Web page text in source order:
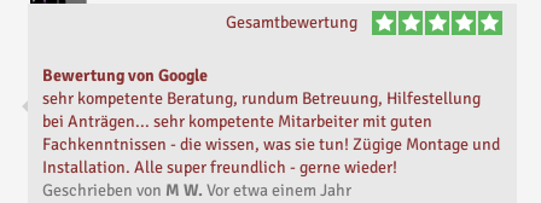
Gesamtbewertung
Bewertung von Google
sehr kompetente Beratung, rundum Betreuung, Hilfestellung
bei Anträgen... sehr kompetente Mitarbeiter mit guten
Fachkenntnissen - die wissen, was sie tun! Zügige Montage und
Installation. Alle super freundlich - gerne wieder!
Geschrieben von M W. Voretwa einem Jahr